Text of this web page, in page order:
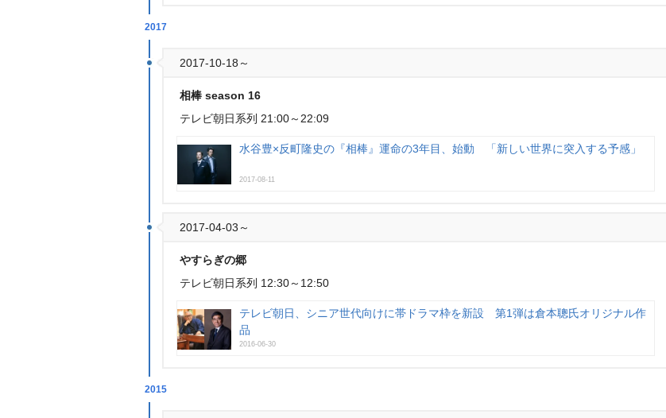
2017
2017-10-18～
相棒 season 16
テレビ朝日系列 21:00～22:09
水谷豊×反町隆史の『相棒』運命の3年目、始動 「新しい世界に突入する予感」
2017-08-11
2017-04-03～
すらぎの郷
テレビ朝日系列 12:30～12:50
テレビ朝日、シニア世代向けに帯ドラマ枠を新設 第1弾は倉本聰氏オリジナル作
品
2016-06-30
2015